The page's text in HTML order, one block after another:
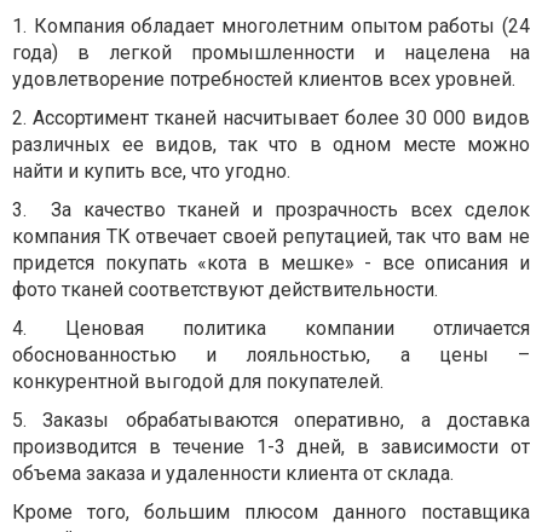
1. Компания обладает многолетним опытом работы (24
года) в легкой промышленности и нацелена на
удовлетворение потребностей клиентов всех уровней.
2. Ассортимент тканей насчитывает более 30 000 видов
различных ее видов, так что в одном месте можно
найти и купить все, что угодно.
3. За качество тканей и прозрачность всех сделок
компания ТК отвечает своей репутацией, так что вам не
придется покупать «кота в мешке» - все описания и
фото тканей соответствуют действительности.
4. Ценовая политика компании отличается
обоснованностью и лояльностью, а цены –
конкурентной выгодой для покупателей.
5. Заказы обрабатываются оперативно, а доставка
производится в течение 1-3 дней, в зависимости от
объема заказа и удаленности клиента от склада.
Кроме того, большим плюсом данного поставщика